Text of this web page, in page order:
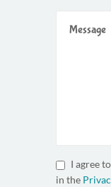
I agree
in the